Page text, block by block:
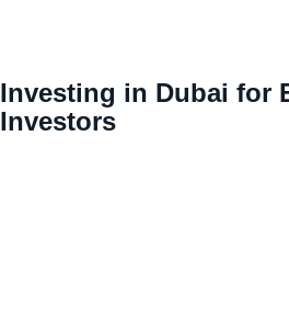
Investing in Dubai for
Investors